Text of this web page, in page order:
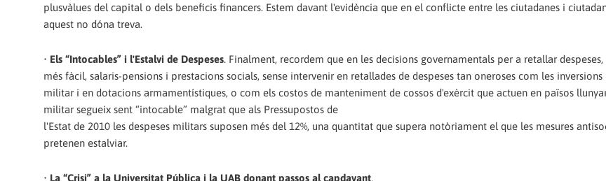
plusvàlues del capital o dels beneficis financers. Estem davant l'evidència que en el conflicte entre les ciutadanes i
aquest no dóna treva.
• Els “Intocables” i l'Estalvi de Despeses. Finalment, recordem que en les decisions governamentals per a retallar
més fàcil, salaris-pensions i prestacions socials, sense intervenir en retallades de despeses tan oneroses com les
militar i en dotacions armamentístiques, o com els costos de manteniment de cossos d'exèrcit que actuen en països
militar segueix sent “intocable” malgrat que als Pressupostos de
l'Estat de 2010 les despeses militars suposen més del 12%, una quantitat que supera notòriament el que les mesures
pretenen estalviar.
• La “Crisi” a la Universitat Pública i la UAB donant passos al capdavant.